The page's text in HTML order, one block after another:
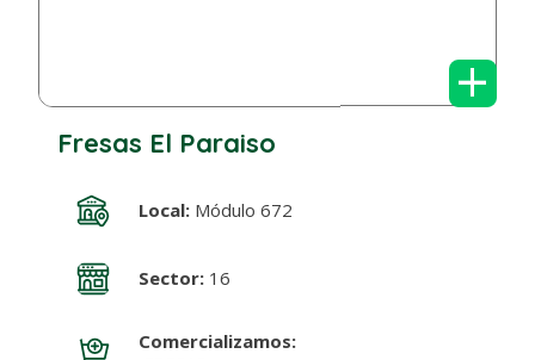
+
Fresas El Paraiso
Local:Módulo 672
Sector:16
Comercializamos: